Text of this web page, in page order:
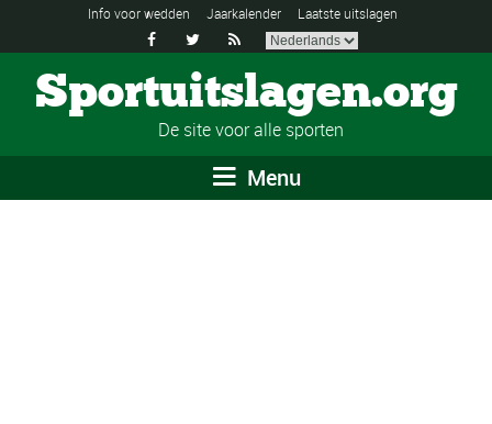
Info voor wedden Jaarkalender Laatste uitslagen
  
Sportuitslagen.org
De site voor alle sporten
Menu